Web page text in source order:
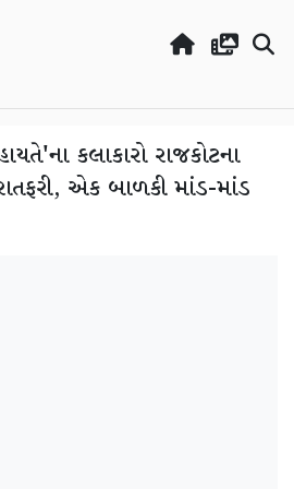
કલાકારો રાજકોટના
એક બાળકી માંડ-માંડ